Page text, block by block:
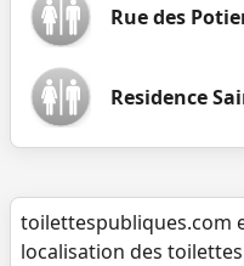
Rue des
Residence
toilettespubliques.com
localisation des